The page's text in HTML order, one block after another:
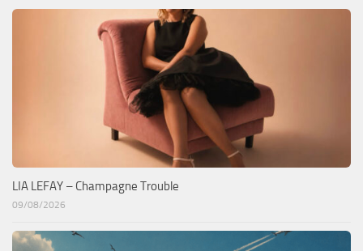
LIA LEFAY – Champagne Trouble
09/08/2026